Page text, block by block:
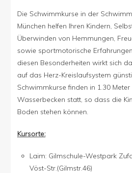
Die Schwimmkurse in der
München helfen Ihren Kindern,
Überwinden von Hemmungen,
sowie sportmotorische
diesen Besonderheiten wirkt sich
auf das Herz-Kreislaufsystem
Schwimmkurse finden in 1.30
Wasserbecken statt, so dass die
Boden stehen können.
Kursorte:
Laim: Gilmschule-Westpark
Vöst-Str.(Gilmstr.46)